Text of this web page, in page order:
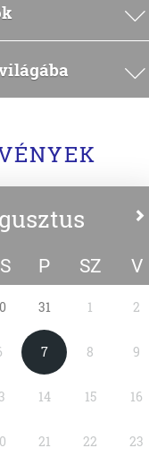
P SZ V
31 1 2
7 8 9
14 15 16
21 22 23